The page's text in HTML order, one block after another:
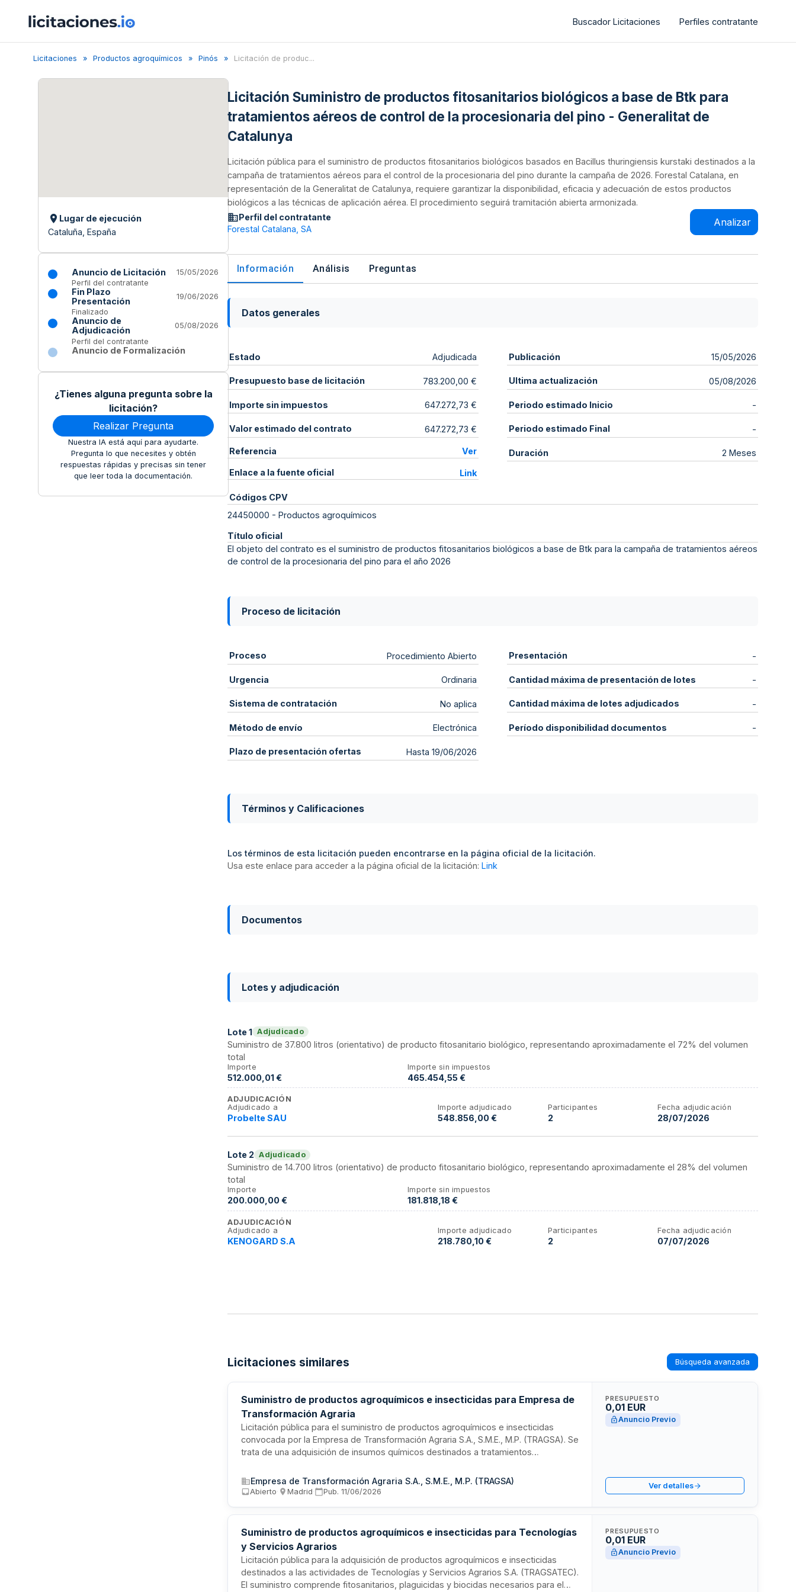
Buscador Licitaciones Perfiles contratante
Licitaciones Productos agroquímicos Pinós Licitación de produc...
Lugar de ejecución
Cataluña, España
Anuncio de Licitación
15/05/2026
Perfil del contratante
Fin Plazo
Presentación
19/06/2026
Finalizado
Anuncio de
Adjudicación
05/08/2026
Perfil del contratante
Anuncio de Formalización
¿Tienes alguna pregunta sobre la
licitación?
Realizar Pregunta
Nuestra IA está aquí para ayudarte.
Pregunta lo que necesites y obtén
respuestas rápidas y precisas sin tener
que leer toda la documentación.
Licitación Suministro de productos fitosanitarios biológicos a base de Btk para
tratamientos aéreos de control de la procesionaria del pino - Generalitat de
Catalunya
Licitación pública para el suministro de productos fitosanitarios biológicos basados en Bacillus thuringiensis kurstaki destinados a la
campaña de tratamientos aéreos para el control de la procesionaria del pino durante la campaña de 2026. Forestal Catalana, en
representación de la Generalitat de Catalunya, requiere garantizar la disponibilidad, eficacia y adecuación de estos productos
biológicos a las técnicas de aplicación aérea. El procedimiento seguirá tramitación abierta armonizada.
Perfil del contratante
Forestal Catalana, SA
Analizar
Información Análisis Preguntas
Datos generales
Estado Adjudicada
Presupuesto base de licitación 783.200,00 €
Importe sin impuestos 647.272,73 €
Valor estimado del contrato 647.272,73 €
Referencia Ver
Enlace a la fuente oficial Link
Publicación 15/05/2026
Ultima actualización 05/08/2026
Periodo estimado Inicio -
Periodo estimado Final -
Duración 2 Meses
Códigos CPV
24450000 - Productos agroquímicos
Título oficial
El objeto del contrato es el suministro de productos fitosanitarios biológicos a base de Btk para la campaña de tratamientos aéreos
de control de la procesionaria del pino para el año 2026
Proceso de licitación
Proceso Procedimiento Abierto
Urgencia Ordinaria
Sistema de contratación No aplica
Método de envío Electrónica
Plazo de presentación ofertas Hasta 19/06/2026
Presentación -
Cantidad máxima de presentación de lotes -
Cantidad máxima de lotes adjudicados -
Período disponibilidad documentos -
Términos y Calificaciones
Los términos de esta licitación pueden encontrarse en la página oficial de la licitación.
Usa este enlace para acceder a la página oficial de la licitación: Link
Documentos
Lotes y adjudicación
Lote1 Adjudicado
Suministro de 37.800 litros (orientativo) de producto fitosanitario biológico, representando aproximadamente el 72% del volumen
total
Importe
512.000,01 €
Importe sin impuestos
465.454,55 €
ADJUDICACIÓN
Adjudicado a
Probelte SAU
Importe adjudicado
548.856,00 €
Participantes
2
Fecha adjudicación
28/07/2026
Lote 2 Adjudicado
Suministro de 14.700 litros (orientativo) de producto fitosanitario biológico, representando aproximadamente el 28% del volumen
total
Importe
200.000,00 €
Importe sin impuestos
181.818,18 €
ADJUDICACIÓN
Adjudicado a
KENOGARD S.A
Importe adjudicado
218.780,10 €
Participantes
2
Fecha adjudicación
07/07/2026
Licitaciones similares Búsqueda avanzada
Suministro de productos agroquímicos e insecticidas para Empresa de
Transformación Agraria
Licitación pública para el suministro de productos agroquímicos e insecticidas
convocada por la Empresa de Transformación Agraria S.A., S.M.E., M.P. (TRAGSA). Se
trata de una adquisición de insumos químicos destinados a tratamientos
Esta convocatoria se encuentra en fase de precontractación, con un presupuesto
inicial de referencia. El contrato busca garantizar el abastecimiento de productos de
seguridad y medio ambiente.
Empresa de Transformación Agraria S.A., S.M.E., M.P. (TRAGSA)
Abierto· Madrid· Pub.11/06/2026
PRESUPUESTO
0,01 EUR
Anuncio Previo
Ver detalles
Suministro de productos agroquímicos e insecticidas para Tecnologías
y Servicios Agrarios
Licitación pública para la adquisición de productos agroquímicos e insecticidas
destinados a las actividades de Tecnologías y Servicios Agrarios S.A. (TRAGSATEC).
El suministro comprende fitosanitarios, plaguicidas y biocidas necesarios para el
PRESUPUESTO
0,01 EUR
Anuncio Previo